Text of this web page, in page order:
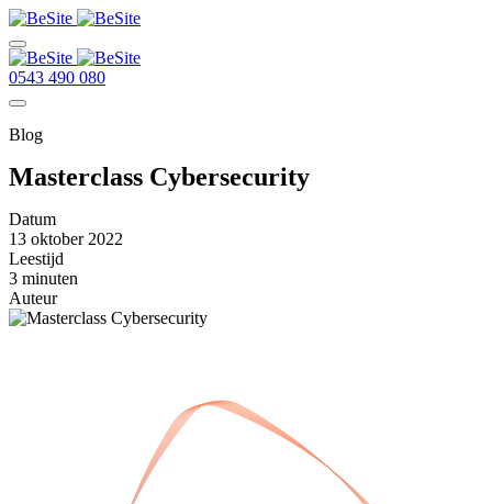
0543 490 080
Blog
Masterclass Cybersecurity
Datum
13 oktober 2022
Leestijd
3 minuten
Auteur